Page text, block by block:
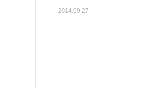
2014.09.27